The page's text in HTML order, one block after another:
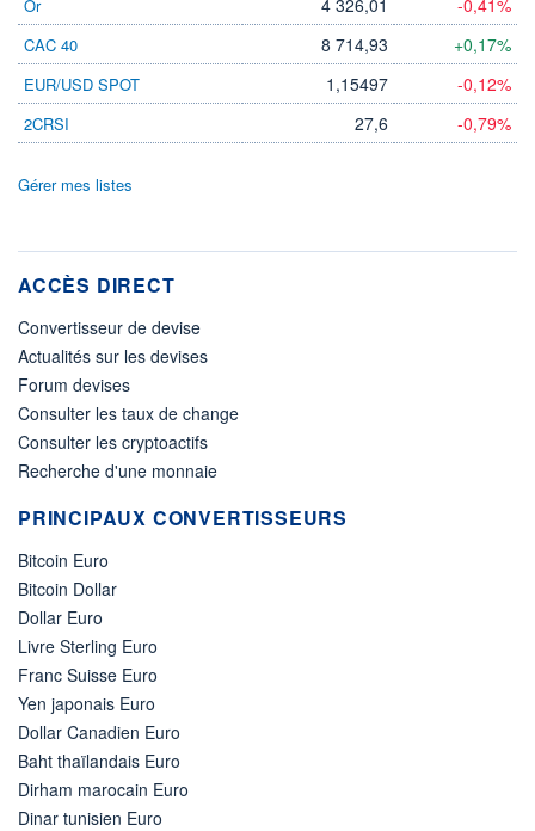
Or
CAC 40 8 714,93 +0,17%
EUR/USD SPOT 1,15497 -0,12%
2CRSI 27,6 -0,79%
Gérer mes listes
ACCÈS DIRECT
Convertisseur de devise
Actualités sur les devises
Forum devises
Consulter les taux de change
Consulter les cryptoactifs
Recherche d'une monnaie
PRINCIPAUX CONVERTISSEURS
Bitcoin Euro
Bitcoin Dollar
Dollar Euro
Livre Sterling Euro
Franc Suisse Euro
Yen japonais Euro
Dollar Canadien Euro
Baht thaïlandais Euro
Dirham marocain Euro
Dinar tunisien Euro